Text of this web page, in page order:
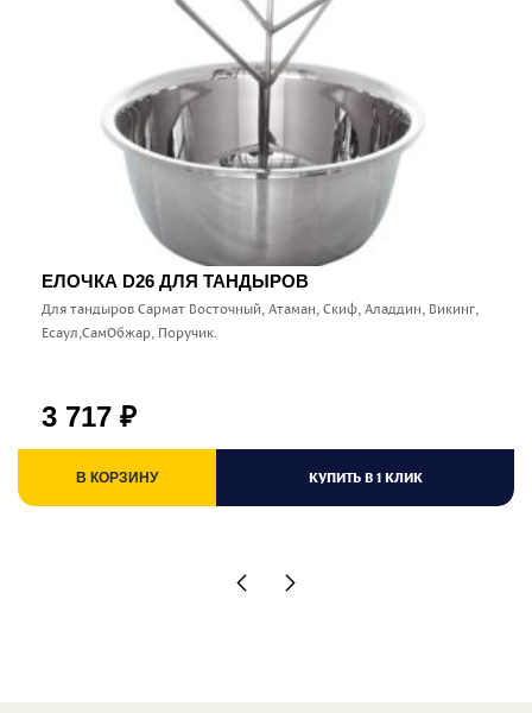
ЕЛОЧКА D26 ДЛЯ ТАНДЫРОВ
Для тандыров Сармат Восточный, Атаман, Скиф, Аладдин, Викинг,
Есаул,СамОбжар, Поручик.
3 717 ₽
В КОРЗИНУ КУПИТЬ В 1 КЛИК